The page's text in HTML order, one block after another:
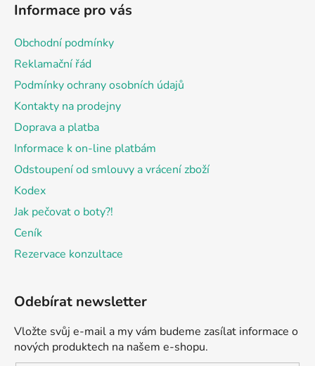
Informace pro vás
Obchodní podmínky
Reklamační řád
Podmínky ochrany osobních údajů
Kontakty na prodejny
Doprava a platba
Informace k on-line platbám
Odstoupení od smlouvy a vrácení zboží
Kodex
Jak pečovat o boty?!
Ceník
Rezervace konzultace
Odebírat newsletter
Vložte svůj e-mail a my vám budeme zasílat informace o
nových produktech na našem e-shopu.